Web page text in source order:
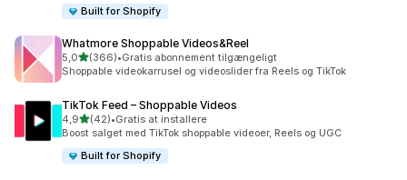
Built for Shopify
Whatmore Shoppable Videos&Reel
5,0ud af 5 stjerner
(366)
366 anmeldelser i alt
•Gratis abonnement tilgængeligt
Shoppable videokarrusel og videoslider fra Reels og TikTok
TikTok Feed – Shoppable Videos
4,9ud af 5 stjerner
(42)
42 anmeldelser i alt
•Gratis at installere
Boost salget med TikTok shoppable videoer, Reels og UGC
Built for Shopify